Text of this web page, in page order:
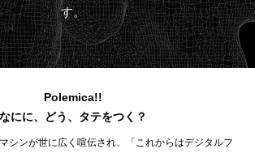
す。
Polemica!!
なにに、どう、タテをつく？
シンが世に広く喧伝され、「これからはデジタルフ